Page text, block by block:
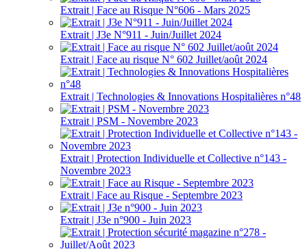
Extrait | Face au Risque N°606 - Mars 2025
Extrait | J3e N°911 - Juin/Juillet 2024
Extrait | Face au risque N° 602 Juillet/août 2024
Extrait | Technologies & Innovations Hospitalières n°48
Extrait | PSM - Novembre 2023
Extrait | Protection Individuelle et Collective n°143 -
Novembre 2023
Extrait | Face au Risque - Septembre 2023
Extrait | J3e n°900 - Juin 2023